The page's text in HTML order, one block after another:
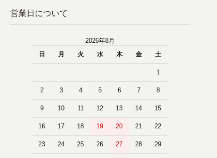
営業日について
2026年8月
日
月 火 水 木 金 土
1
2 3 4 5 6 7 8
9 10 11 12 13 14 15
16 17 18 19 20 21 22
23 24 25 26 27 28 29